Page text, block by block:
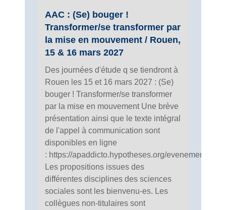
AAC : (Se) bouger !
Transformer/se transformer par
la mise en mouvement / Rouen,
15 & 16 mars 2027
Des journées d'étude q se tiendront à
Rouen les 15 et 16 mars 2027 : (Se)
bouger ! Transformer/se transformer
par la mise en mouvement Une brève
présentation ainsi que le texte intégral
de l'appel à communication sont
disponibles en ligne
: https://apaddicto.hypotheses.org/evenements
Les propositions issues des
différentes disciplines des sciences
sociales sont les bienvenu-es. Les
collègues non-titulaires sont